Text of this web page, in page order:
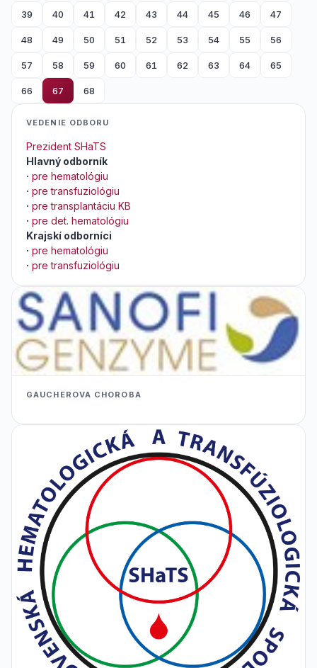
39 40 41 42 43 44 45 46 47
48 49 50 51 52 53 54 55 56
57 58 59 60 61 62 63 64 65
66 67 68
VEDENIE ODBORU
Prezident SHaTS
Hlavný odborník
· pre hematológiu
· pre transfuziológiu
· pre transplantáciu KB
· pre det. hematológiu
Krajskí odborníci
· pre hematológiu
· pre transfuziológiu
GAUCHEROVA CHOROBA